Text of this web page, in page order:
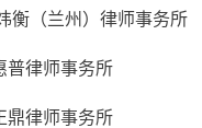
衡（兰州）律师事务所
普律师事务所
律师事务所